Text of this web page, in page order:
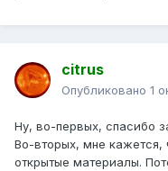
citrus
Опубликовано 1
Ну, во-первых, спасибо
Во-вторых, мне кажется,
открытые материалы.